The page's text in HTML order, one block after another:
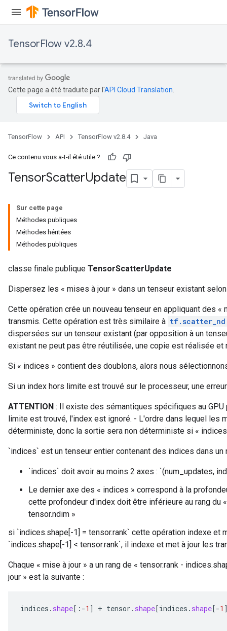
TensorFlow v2.8.4
Cette page a été traduite par l'API Cloud Translation
TensorFlow API TensorFlow v2.8.4 Java
Ce contenu vous a-t-il été utile ?
TensorScatterUpdate
Sur cette page
Méthodes publiques
Méthodes héritées
Méthodes publiques
classe finale publique TensorScatterUpdate
Dispersez les « mises à jour » dans un tenseur existant
Cette opération crée un nouveau tenseur en appliquant des «
transmis. Cette opération est très similaire à tf.scatter_nd
dispersées sur un tenseur existant (par opposition à un
existant ne peut pas être réutilisée, une copie est réalisée et
Si « indices » contient des doublons, alors nous
Si un index hors limite est trouvé sur le processeur, une
ATTENTION : Il existe des sémantiques spécifiques au
limite est trouvé, l'index est ignoré. - L'ordre dans lequel les
déterministe, donc la sortie sera non déterministe si «
`indices` est un tenseur entier contenant des indices dans un
`indices` doit avoir au moins 2 axes : `(num_updates,
Le dernier axe des « indices » correspond à la
cette profondeur d'index doit être inférieure au rang du
tensor.ndim »
si `indices.shape[-1] = tensor.rank` cette opération indexe et
`indices.shape[-1] < tensor.rank`, il indexe et met à jour les
Chaque « mise à jour » a un rang de « tensor.rank -
jour » est la suivante :
indices . shape[ : -1 ] + tensor . shape[indices . shape[-1